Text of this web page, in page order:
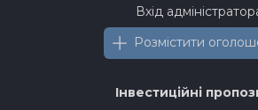
Вхід
Розмістити
Інвестиційні